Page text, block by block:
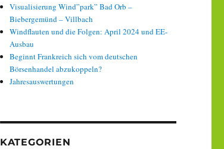
Visualisierung Wind”park” Bad Orb –
Biebergemünd – Villbach
Windflauten und die Folgen: April 2024 und EE-
Ausbau
Beginnt Frankreich sich vom deutschen
Börsenhandel abzukoppeln?
Jahresauswertungen
KATEGORIEN